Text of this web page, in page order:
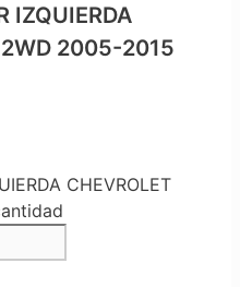
IZQUIERDA
2WD 2005-2015
CHEVROLET